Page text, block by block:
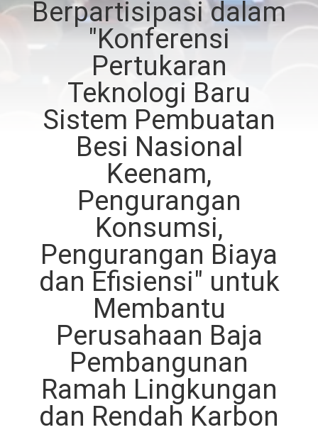
KUALITAS
BERITA
SITEMAP
KEBIJAKAN
Berpartisipasi dalam
"Konferensi
Pertukaran
Teknologi Baru
Sistem Pembuatan
Besi Nasional
Keenam,
Pengurangan
Konsumsi,
Pengurangan Biaya
dan Efisiensi" untuk
Membantu
Perusahaan Baja
Pembangunan
Ramah Lingkungan
dan Rendah Karbon